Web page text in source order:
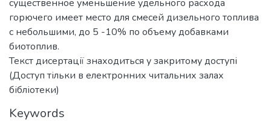
существенное уменьшение удельного расхода
горючего имеет место для смесей дизельного топлива
с небольшими, до 5 -10% по объему добавками
биотоплив.
Текст дисертації знаходиться у закритому доступі
(Доступ тільки в електронних читальних залах
бібліотеки)
Keywords